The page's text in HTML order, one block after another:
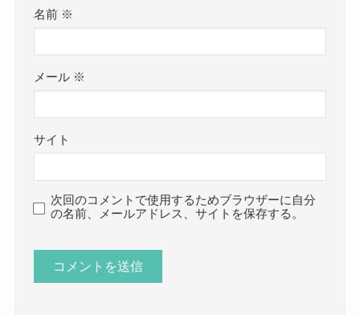
名前 ※
メール ※
サイト
次回のコメントで使用するためブラウザーに自分
の名前、メールアドレス、サイトを保存する。